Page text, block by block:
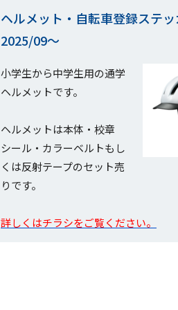
ヘルメット・自転車登録ステ
2025/09～
小学生から中学生用の通学
ヘルメットです。
ヘルメットは本体・校章
シール・カラーベルトもし
くは反射テープのセット売
りです。
詳しくはチラシをご覧ください。